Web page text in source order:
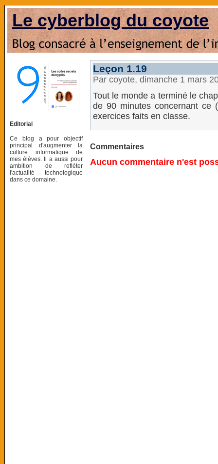
Le cyberblog du coyote
Editorial
Ce blog a pour objectif
principal d'augmenter la
culture informatique de
mes élèves. Il a aussi pour
ambition de refléter
l'actualité technologique
dans ce domaine.
Leçon 1.19
Par coyote, dimanche 1 mars
Tout le monde a terminé le
de 90 minutes concernant ce
exercices faits en classe.
Commentaires
Aucun commentaire n'est